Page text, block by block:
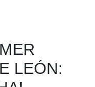
LEÓN: